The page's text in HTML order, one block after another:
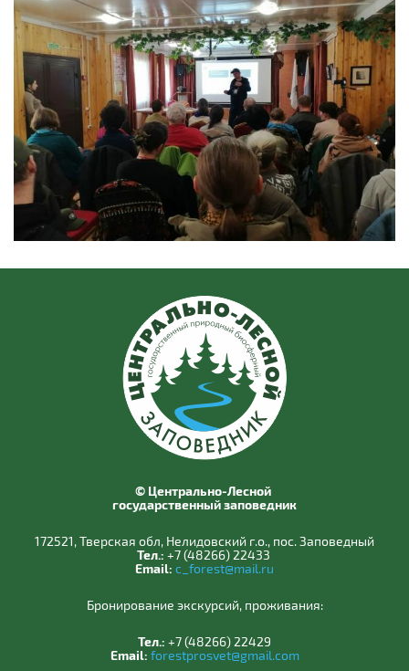
© Центрально-Лесной
государственный заповедник
172521, Тверская обл, Нелидовский г.о., пос. Заповедный
Тел.: +7 (48266) 22433
Email: c_forest@mail.ru
Бронирование экскурсий, проживания:
Тел.: +7 (48266) 22429
Email: forestprosvet@gmail.com